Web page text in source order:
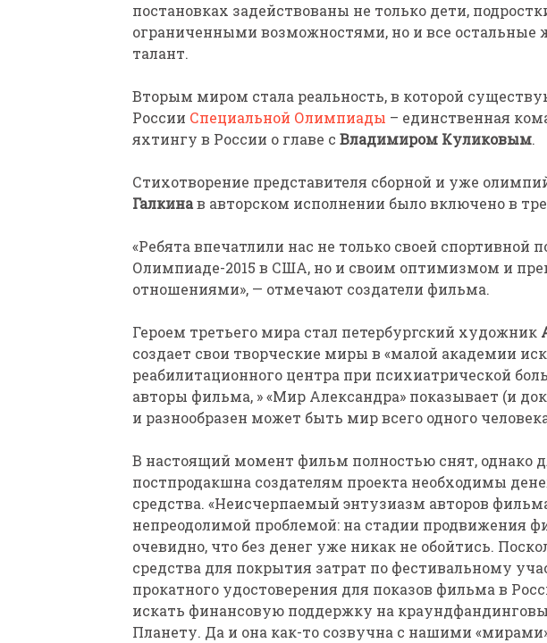
постановках задействованы не только дети,
ограниченными возможностями, но и все остальные
талант.
Вторым миром стала реальность, в которой
России Специальной Олимпиады – единственная
яхтингу в России о главе с Владимиром Куликовым.
Стихотворение представителя сборной и уже
Галкинав авторском исполнении было включено в
«Ребята впечатлили нас не только своей спортивной
Олимпиаде-2015 в США, но и своим оптимизмом и
отношениями», — отмечают создатели фильма.
Героем третьего мира стал петербургский художник
создает свои творческие миры в «малой академии
реабилитационного центра при психиатрической
авторы фильма, » «Мир Александра» показывает (и
и разнообразен может быть мир всего одного
В настоящий момент фильм полностью снят, однако
постпродакшна создателям проекта необходимы
средства. «Неисчерпаемый энтузиазм авторов
непреодолимой проблемой: на стадии продвижения
очевидно, что без денег уже никак не обойтись.
средства для покрытия затрат по фестивальному
прокатного удостоверения для показов фильма в
искать финансовую поддержку на
Планету. Да и она как-то созвучна с нашими